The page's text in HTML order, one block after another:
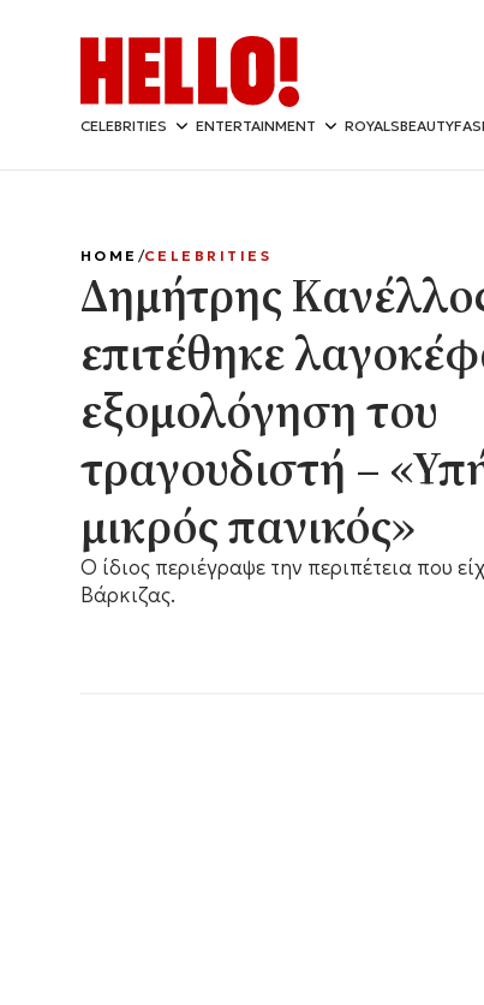
CELEBRITIES ENTERTAINMENT ROYALSBEAUTY
HOME CELEBRITIES
Δημήτρης
επιτέθηκε
εξομολόγηση του
τραγουδιστή –
μικρός πανικός»
Ο ίδιος περιέγραψε την περιπέτεια που
Βάρκιζας.